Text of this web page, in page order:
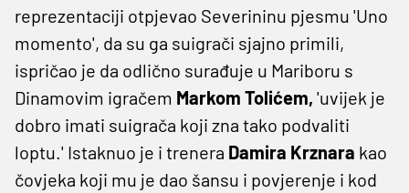
reprezentaciji otpjevao Severininu pjesmu 'Uno
momento', da su ga suigrači sjajno primili,
ispričao je da odlično surađuje u Mariboru s
Dinamovim igračem Markom Tolićem, 'uvijek je
dobro imati suigrača koji zna tako podvaliti
loptu.' Istaknuo je i trenera Damira Krznara kao
čovjeka koji mu je dao šansu i povjerenje i kod